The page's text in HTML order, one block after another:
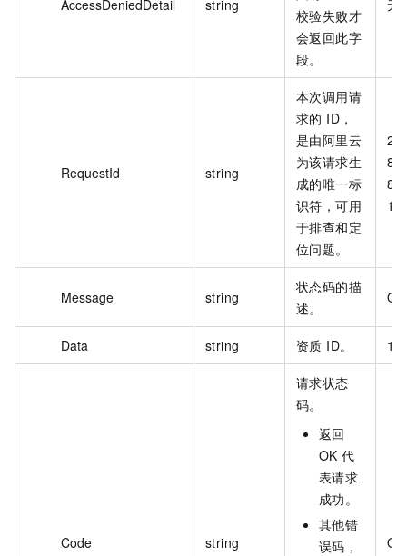
AccessDeniedDetail string
校验失败才
会返回此字
段。
无
RequestId string
本次调用请
求的 ID，
是由阿里云
为该请求生
成的唯一标
识符，可用
于排查和定
位问题。
Message string
状态码的描
述。
OK
Data string 资质 ID。
Code string
请求状态
码。
返回
OK 代
表请求
成功。
其他错
误码，
OK